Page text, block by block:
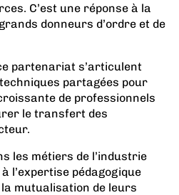
C’est une réponse à la
donneurs d’ordre et de
partenariat s’articulent
partagées pour
de professionnels
le transfert des
les métiers de l’industrie
l’expertise pédagogique
mutualisation de leurs